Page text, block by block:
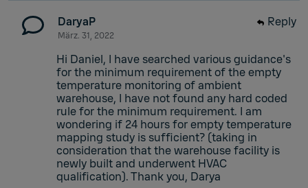
DaryaP
März. 31, 2022
Hi Daniel, I have searched various guidance's
for the minimum requirement of the empty
temperature monitoring of ambient
warehouse, I have not found any hard coded
rule for the minimum requirement. I am
wondering if 24 hours for empty temperature
mapping study is sufficient? (taking in
consideration that the warehouse facility is
newly built and underwent HVAC
qualification). Thank you, Darya
Reply